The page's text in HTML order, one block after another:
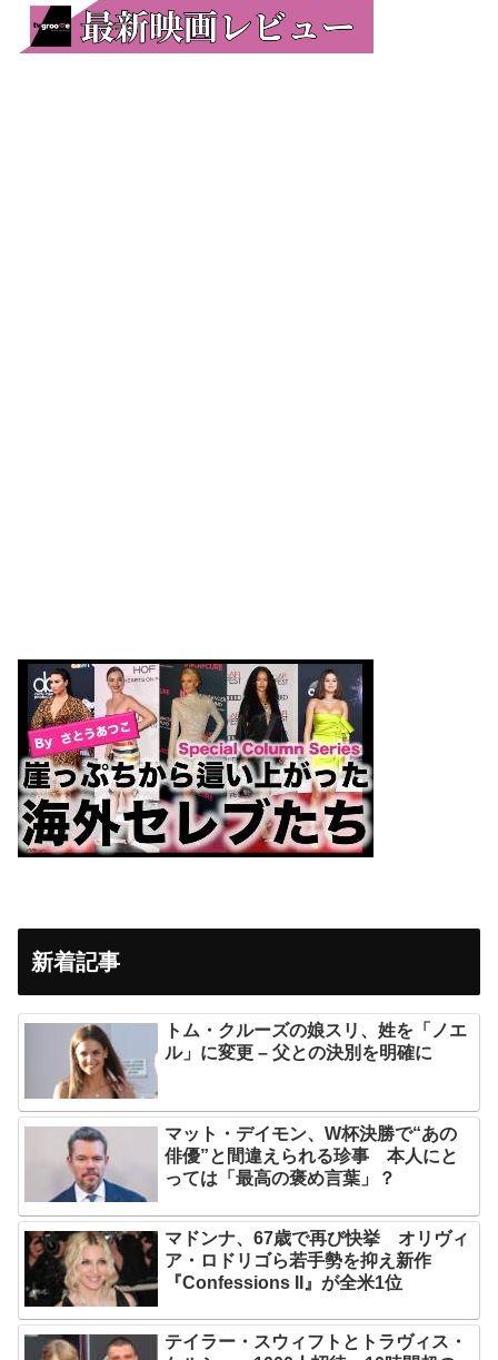
新着記事
トム・クルーズの娘スリ、姓を「ノエ
ル」に変更 – 父との決別を明確に
マット・デイモン、W杯決勝で“あの
俳優”と間違えられる珍事 本人にと
っては「最高の褒め言葉」？
マドンナ、67歳で再び快挙 オリヴィ
ア・ロドリゴら若手勢を抑え新作
『Confessions II』が全米1位
テイラー・スウィフトとトラヴィス・